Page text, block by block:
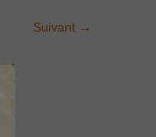
Suivant →